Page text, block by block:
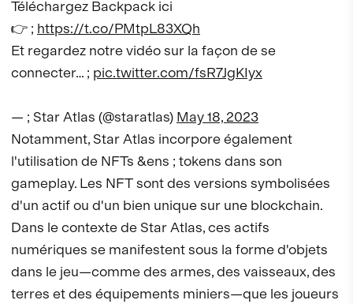
Téléchargez Backpack ici
👉 ; https://t.co/PMtpL83XQh
Et regardez notre vidéo sur la façon de se
connecter… ; pic.twitter.com/fsR7JgKIyx
— ; Star Atlas (@staratlas) May 18, 2023
Notamment, Star Atlas incorpore également
l'utilisation de NFTs &ens ; tokens dans son
gameplay. Les NFT sont des versions symbolisées
d'un actif ou d'un bien unique sur une blockchain.
Dans le contexte de Star Atlas, ces actifs
numériques se manifestent sous la forme d'objets
dans le jeu—comme des armes, des vaisseaux, des
terres et des équipements miniers—que les joueurs